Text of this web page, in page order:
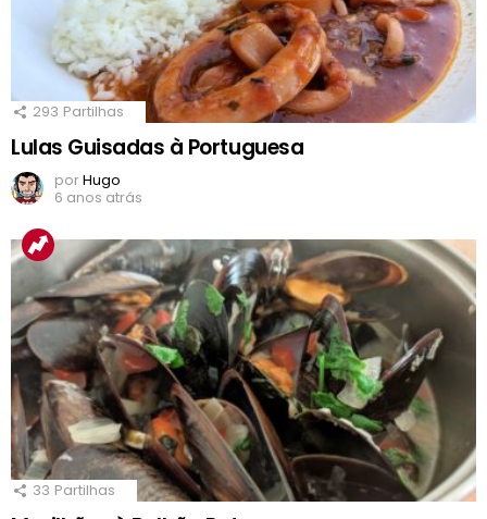
293 Partilhas
Lulas Guisadas à Portuguesa
porHugo
6 anos atrás
33 Partilhas